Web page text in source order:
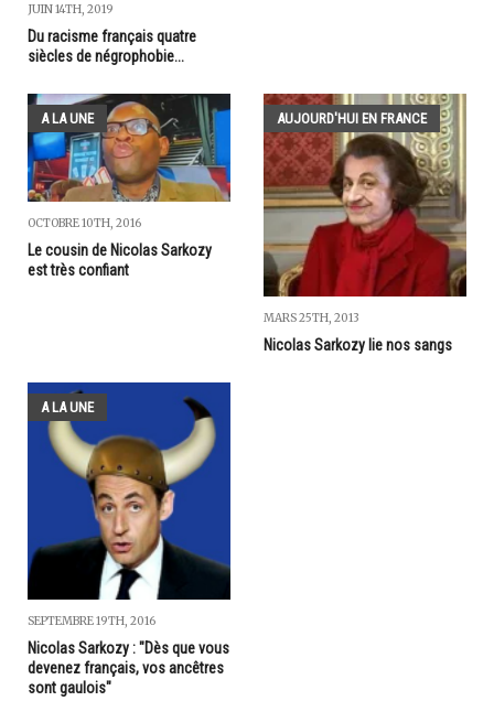
JUIN 14TH, 2019
Du racisme français quatre
siècles de négrophobie...
A LA UNE
OCTOBRE 10TH, 2016
Le cousin de Nicolas Sarkozy
est très confiant
AUJOURD'HUI EN FRANCE
MARS 25TH, 2013
Nicolas Sarkozy lie nos sangs
A LA UNE
SEPTEMBRE 19TH, 2016
Nicolas Sarkozy : "Dès que vous
devenez français, vos ancêtres
sont gaulois"